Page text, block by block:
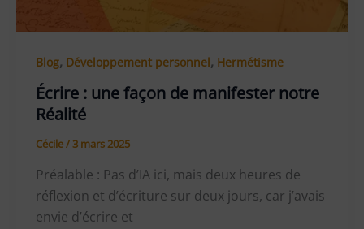
Blog, Développement personnel, Hermétisme
Écrire : une façon de manifester notre
Réalité
Cécile/3 mars 2025
Préalable : Pas d’IA ici, mais deux heures de
réflexion et d’écriture sur deux jours, car j’avais
envie d’écrire et